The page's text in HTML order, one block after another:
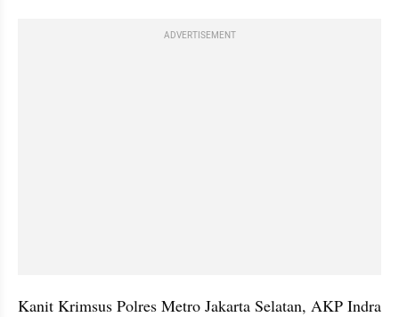
ADVERTISEMENT
Kanit Krimsus Polres Metro Jakarta Selatan, AKP Indra